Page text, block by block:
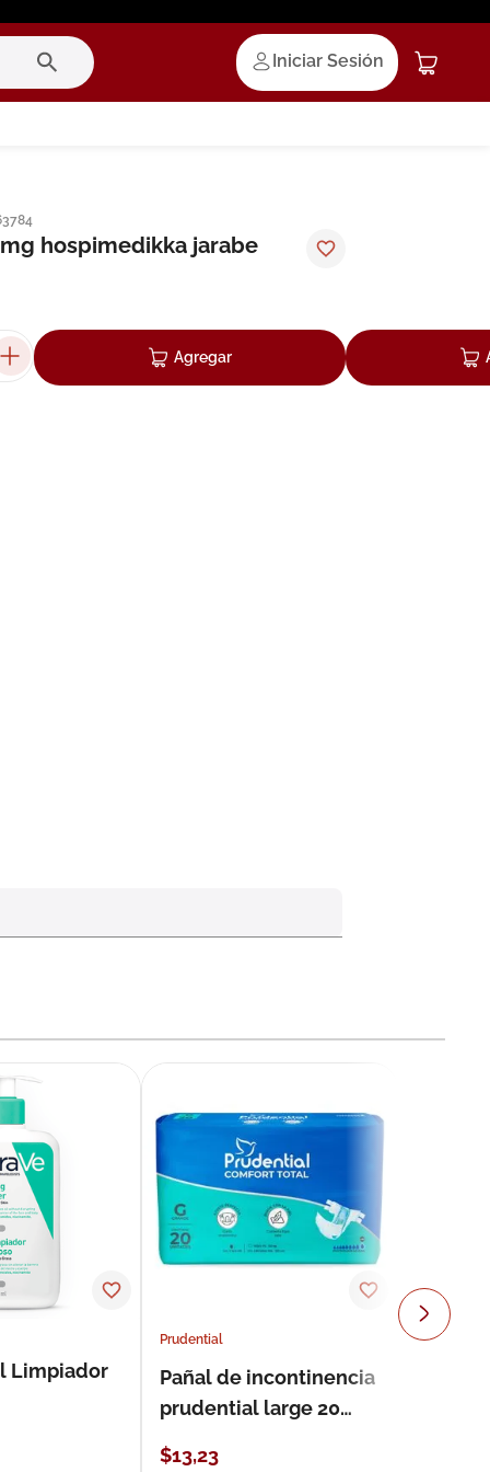
Iniciar Sesión
hospimedikka jarabe
Agregar
Limpiador
Prudential
Pañal de incontinencia
prudential large 20
$13,23